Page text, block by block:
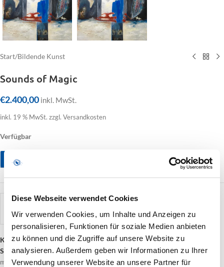
Diese Webseite verwendet Cookies
Wir verwenden Cookies, um Inhalte und Anzeigen zu
personalisieren, Funktionen für soziale Medien anbieten
zu können und die Zugriffe auf unsere Website zu
analysieren. Außerdem geben wir Informationen zu Ihrer
Verwendung unserer Website an unsere Partner für
Start/Bildende Kunst
Sounds of Magic
€2.400,00 inkl. MwSt.
inkl. 19 % MwSt. zzgl. Versandkosten
Verfügbar
Stellen Sie eine Frage
künstler
BLHiero Birgit Hieronimi
Kategorie:Bildende Kunst
Schlagwörter:Malerei,bildende Kunst,collage,Klassische Moderne
mixed media